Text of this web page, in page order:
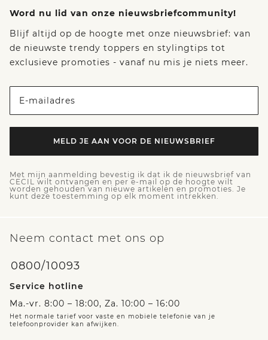
Word nu lid van onze nieuwsbriefcommunity!
Blijf altijd op de hoogte met onze nieuwsbrief: van
de nieuwste trendy toppers en stylingtips tot
exclusieve promoties - vanaf nu mis je niets meer.
E-mailadres
MELD JE AAN VOOR DE NIEUWSBRIEF
Met mijn aanmelding bevestig ik dat ik de nieuwsbrief van
CECIL wilt ontvangen en per e-mail op de hoogte wilt
worden gehouden van nieuwe artikelen en promoties. Je
kunt deze toestemming op elk moment intrekken.
Neem contact met ons op
0800/10093
Service hotline
Ma.-vr. 8:00 – 18:00, Za. 10:00 – 16:00
Het normale tarief voor vaste en mobiele telefonie van je
telefoonprovider kan afwijken.